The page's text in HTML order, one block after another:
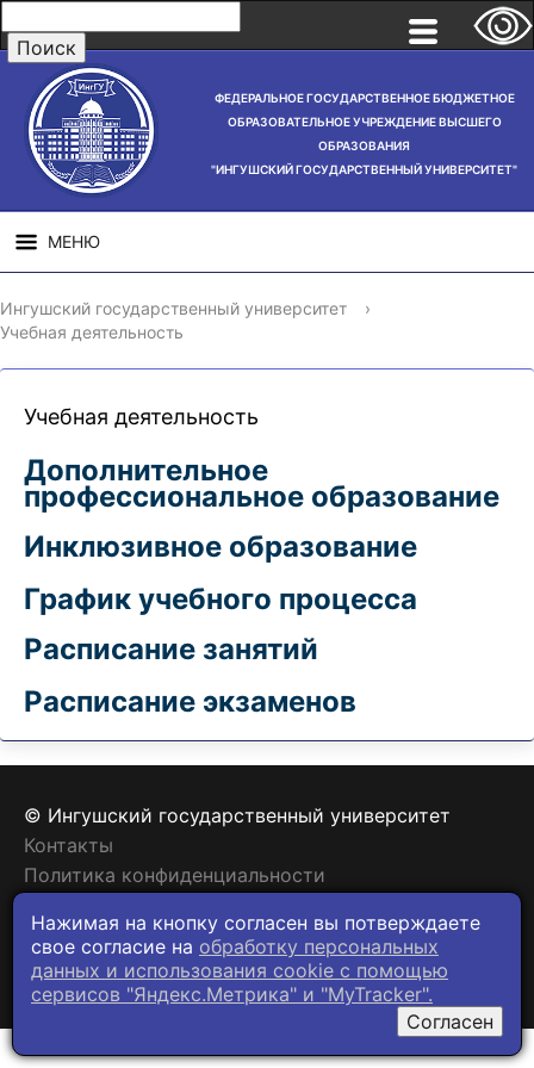
ФЕДЕРАЛЬНОЕ ГОСУДАРСТВЕННОЕ БЮДЖЕТНОЕ
ОБРАЗОВАТЕЛЬНОЕ УЧРЕЖДЕНИЕ ВЫСШЕГО
ОБРАЗОВАНИЯ
"ИНГУШСКИЙ ГОСУДАРСТВЕННЫЙ УНИВЕРСИТЕТ"
МЕНЮ
СВЕДЕНИЯ ОБ
ОБРАЗОВАТЕЛЬНОЙ
НАУЧНАЯ
ДЕЯТЕЛЬНОСТЬ
Ингушский государственный университет
›
Учебная деятельность
Учебная деятельность
Дополнительное
профессиональное образование
Инклюзивное образование
График учебного процесса
Расписание занятий
Расписание экзаменов
© Ингушский государственный университет
Контакты
Политика конфиденциальности
Нажимая на кнопку согласен вы потверждаете
свое согласие на обработку персональных
данных и использования cookie c помощью
сервисов "Яндекс.Метрика" и "MyTracker".
Согласен